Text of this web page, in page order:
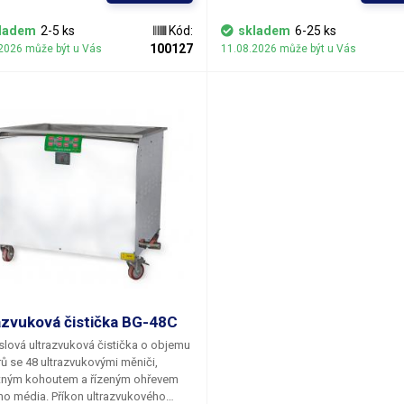
stejně jako doba čištění. Časovač
nastavit dobu provozu až do 99
rozlišením po sekundách. Teplota
2-5 ks
může být u Vás
Kód:
100127
tlačítek stejně jako doba čištění.
umožňuje nastavit dobu provozu
minut s rozlišením po sekundách.
skladem 6-25 ks
11.08.2026 může být u Vás
čistička BG-48C
ultrazvuková čistička o objemu
se 48 ultrazvukovými měniči,
kohoutem a řízeným ohřevem
média.Příkon ultrazvukového